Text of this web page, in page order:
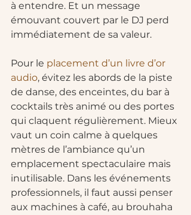
à entendre. Et un message
émouvant couvert par le DJ perd
immédiatement de sa valeur.
Pour le placement d’un livre d’or
audio, évitez les abords de la piste
de danse, des enceintes, du bar à
cocktails très animé ou des portes
qui claquent régulièrement. Mieux
vaut un coin calme à quelques
mètres de l’ambiance qu’un
emplacement spectaculaire mais
inutilisable. Dans les événements
professionnels, il faut aussi penser
aux machines à café, au brouhaha